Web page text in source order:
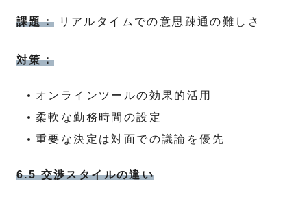
課題： リアルタイムでの意思疎通の難しさ
対策：
オンラインツールの効果的活用
柔軟な勤務時間の設定
重要な決定は対面での議論を優先
6.5 交渉スタイルの違い